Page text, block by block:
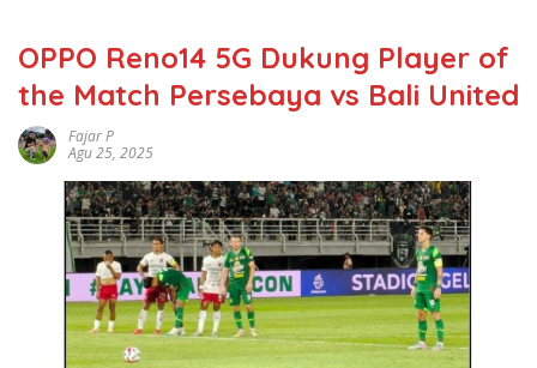
OPPO Reno14 5G Dukung Player of
the Match Persebaya vs Bali United
Fajar P
Agu 25, 2025